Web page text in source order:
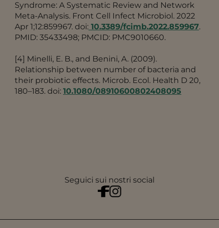
Syndrome: A Systematic Review and Network
Meta-Analysis. Front Cell Infect Microbiol. 2022
Apr 1;12:859967. doi: 10.3389/fcimb.2022.859967.
PMID: 35433498; PMCID: PMC9010660.
[4] Minelli, E. B., and Benini, A. (2009).
Relationship between number of bacteria and
their probiotic effects. Microb. Ecol. Health D 20,
180–183. doi: 10.1080/08910600802408095
Seguici sui nostri social